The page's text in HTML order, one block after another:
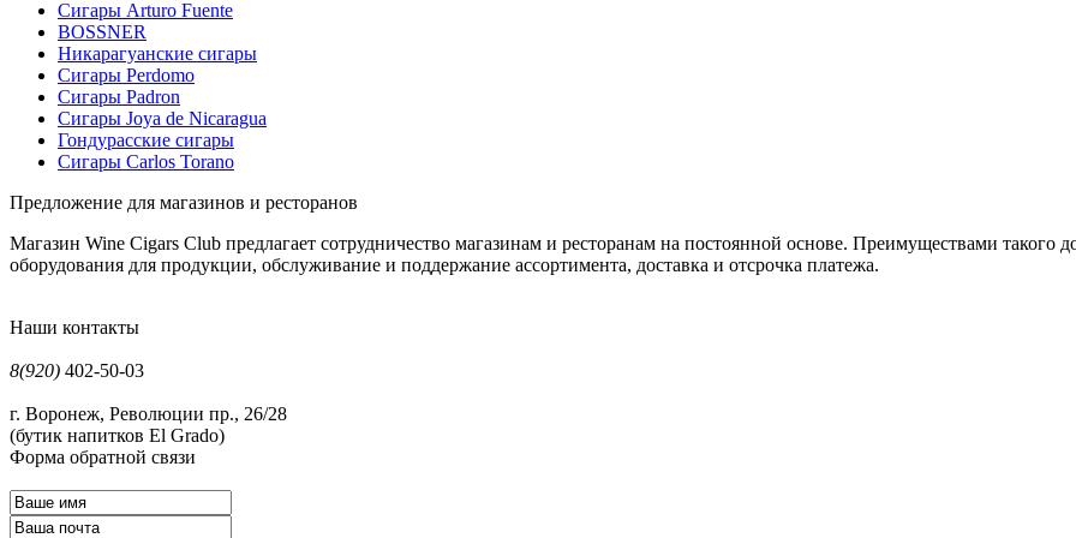
Сигары Arturo Fuente
BOSSNER
Никарагуанские сигары
Сигары Perdomo
Сигары Padron
Сигары Joya de Nicaragua
Гондурасские сигары
Сигары Carlos Torano
Предложение для магазинов и ресторанов
Магазин Wine Cigars Club предлагает сотрудничество магазинам и ресторанам на постоянной основе. Преимуществами такого
оборудования для продукции, обслуживание и поддержание ассортимента, доставка и отсрочка платежа.
Наши контакты
8(920) 402-50-03
г. Воронеж, Революции пр., 26/28
(бутик напитков El Grado)
Форма обратной связи